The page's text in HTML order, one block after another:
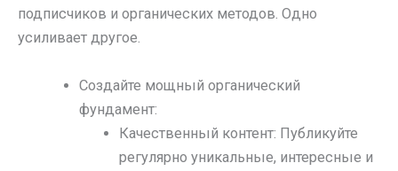
подписчиков и органических методов. Одно
усиливает другое.
Создайте мощный органический
фундамент:
Качественный контент: Публикуйте
регулярно уникальные, интересные и